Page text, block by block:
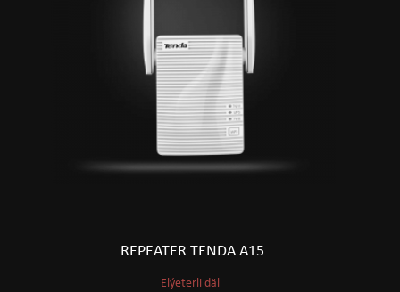
REPEATER TENDA A15
Elýeterli däl